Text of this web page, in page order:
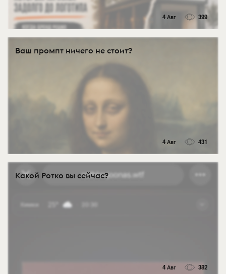
4 Авг 399
Ваш промпт ничего не стоит?
4 Авг 431
Какой Ротко вы сейчас?
4 Авг 382